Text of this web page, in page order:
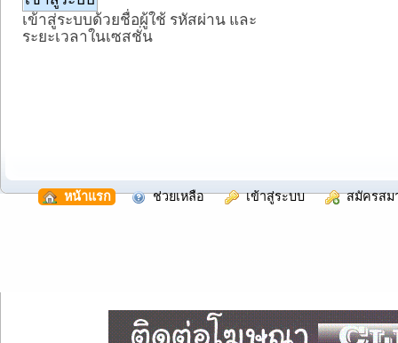
เข้าสู่ระบบด้วยชื่อผู้ใช้ รหัสผ่าน และ
ระยะเวลาในเซสชั่น
หน้าแรก ช่วยเหลือ เข้าสู่ระบบ สมัครสม